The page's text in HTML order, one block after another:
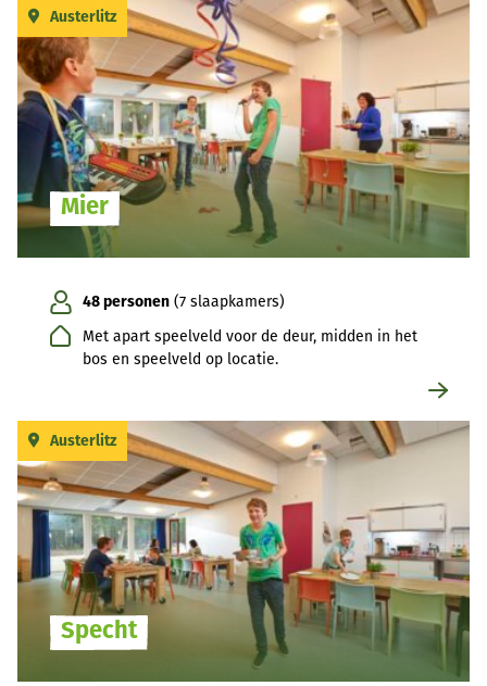
Austerlitz
Mier
48 personen (7 slaapkamers)
Met apart speelveld voor de deur, midden in het
bos en speelveld op locatie.
Austerlitz
Specht